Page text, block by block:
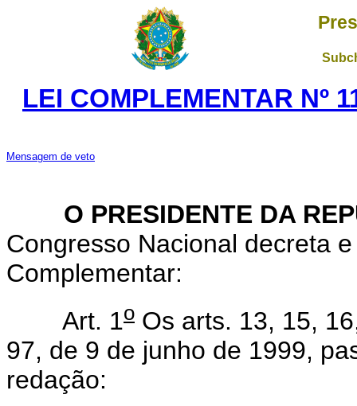
LEI COMPLEMENTAR Nº
Mensagem de veto
O PRESIDENTE DA
Congresso Nacional decreta
Complementar:
Art. 1o Os arts. 13, 15,
97, de 9 de junho de 1999,
redação: